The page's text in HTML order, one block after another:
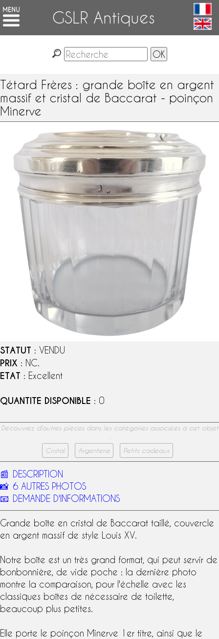
GSLR Antiques
Tétard Frères : grande boîte en argent
massif et cristal de Baccarat - poinçon
Minerve
STATUT : VENDU
PRIX : NC.
ETAT : Excellent
QUANTITE DISPONIBLE : 0
Découvrez d’autres pièces dans les catégories associées à cet objet
:
Cristal
Argenterie Petits cadeaux
📰 DESCRIPTION
📸 6 AUTRES PHOTOS
📧 DEMANDE D'INFORMATIONS
Grande boîte en cristal de Baccarat taillé, couvercle
en argent massifde style Louis XV
Notre boîte est un très grand format, qui peut servir de
bonbonnière, de vide poche : la dernière photo
montre la comparaison, pour l'échelle avec les
classiques boîtes de nécessaire de toilette,
beaucoup plus petites.
Elle porte le poinçon Minerve 1er titre , ainsi que le